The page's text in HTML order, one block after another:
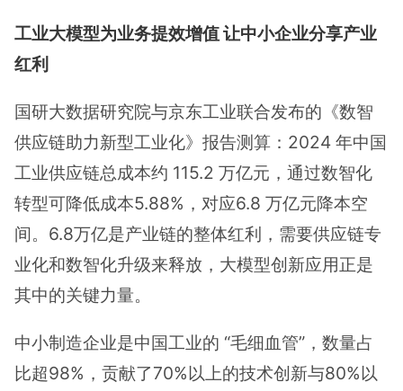
工业大模型为业务提效增值 让中小企业分享产业
红利
国研大数据研究院与京东工业联合发布的《数智
供应链助力新型工业化》报告测算：2024 年中国
工业供应链总成本约 115.2 万亿元，通过数智化
转型可降低成本5.88%，对应6.8 万亿元降本空
间。6.8万亿是产业链的整体红利，需要供应链专
业化和数智化升级来释放，大模型创新应用正是
其中的关键力量。
中小制造企业是中国工业的 “毛细血管”，数量占
比超98%，贡献了70%以上的技术创新与80%以